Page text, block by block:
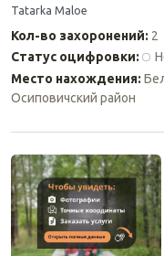
Tatarka Maloe
Кол-во захоронений: 2
Статус оцифровки:
Место нахождения:
Осиповичский район